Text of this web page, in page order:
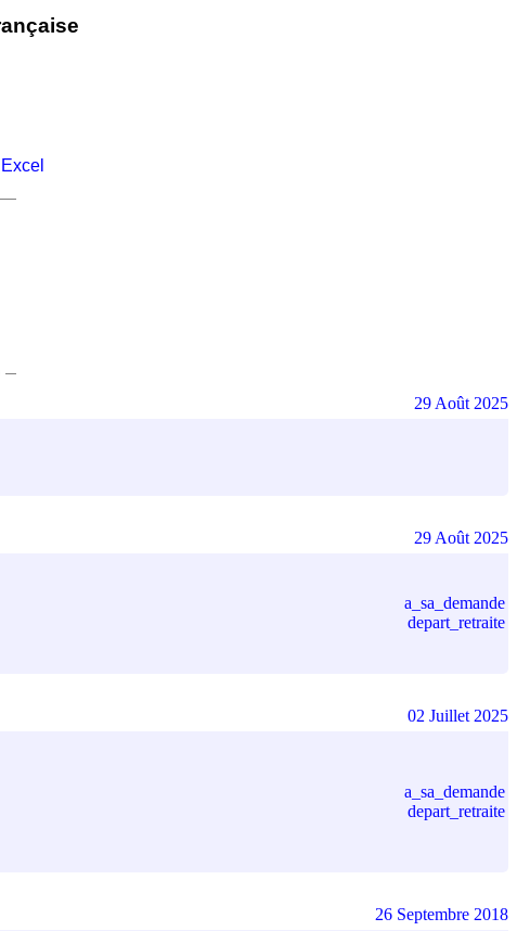
Excel
29 Août 2025
a_sa_demande
depart_retraite
29 Août 2025
a_sa_demande
depart_retraite
02 Juillet 2025
26 Septembre 2018